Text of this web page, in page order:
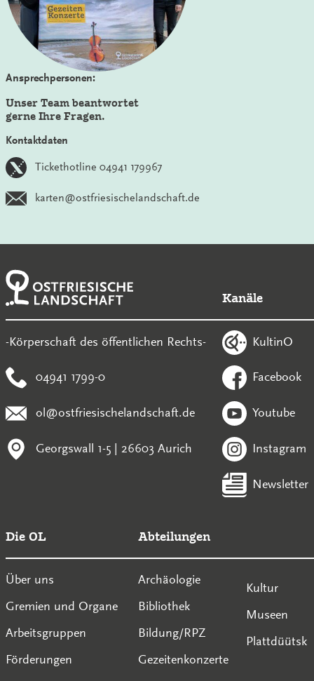
Ansprechpersonen:
Unser Team beantwortet
gerne Ihre Fragen.
Kontaktdaten
Tickethotline 04941 179967
karten@ostfriesischelandschaft.de
-Körperschaft des öffentlichen Rechts-
04941 1799-0
ol@ostfriesischelandschaft.de
Georgswall 1-5 | 26603 Aurich
Kanäle
KultinO
Facebook
Youtube
Instagram
Newsletter
Die OL
Über uns
Gremien und Organe
Arbeitsgruppen
Förderungen
Abteilungen
Archäologie
Bibliothek
Bildung/RPZ
Gezeitenkonzerte
Kultur
Museen
Plattdüütsk